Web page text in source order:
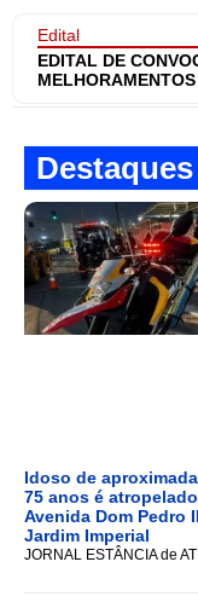
Edital
EDITAL DE
Destaques
Idoso de
75 anos é
Avenida Dom Pedro
Jardim Imperial
JORNAL ESTÂNCIA de